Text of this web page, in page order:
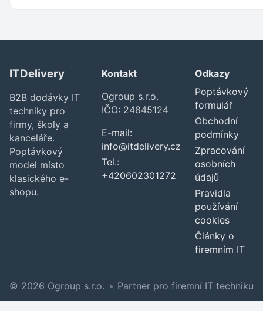
ITDelivery
B2B dodávky IT
techniky pro
firmy, školy a
kanceláře.
Poptávkový
model místo
klasického e-
shopu.
Kontakt
Ogroup s.r.o.
IČO: 24845124
E-mail:
info@itdelivery.cz
Tel.:
+420602301272
Odkazy
Poptávkový
formulář
Obchodní
podmínky
Zpracování
osobních
údajů
Pravidla
používání
cookies
Články o
firemním IT
© 2026 Ogroup s.r.o. • Partner pro firemní IT techniku